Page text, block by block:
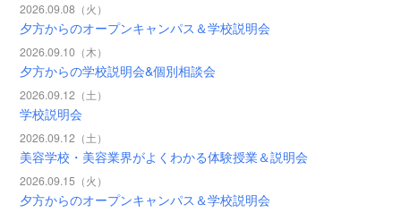
2026.09.08（火）
夕方からのオープンキャンパス＆学校説明会
2026.09.10（木）
夕方からの学校説明会&個別相談会
2026.09.12（土）
学校説明会
2026.09.12（土）
美容学校・美容業界がよくわかる体験授業＆説明会
2026.09.15（火）
夕方からのオープンキャンパス＆学校説明会